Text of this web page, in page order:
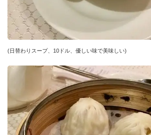
(日替わりスープ、10ドル、優しい味で美味しい)